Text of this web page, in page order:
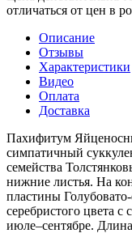
отличаться от цен в
Описание
Отзывы
Характеристики
Видео
Оплата
Доставка
Пахифитум
симпатичный
семейства
нижние листья. На
пластины
серебристого цвета
июле–сентябре.